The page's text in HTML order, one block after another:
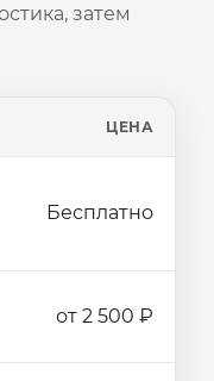
затем
ЦЕНА
Бесплатно
от 2 500 ₽